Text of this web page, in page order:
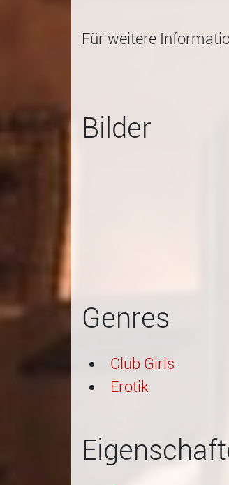
Für weitere
Bilder
Genres
Club Girls
Erotik